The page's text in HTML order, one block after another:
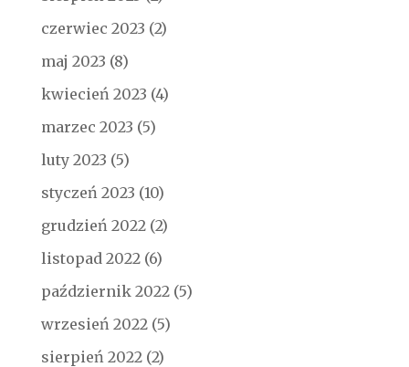
czerwiec 2023 (2)
maj 2023 (8)
kwiecień 2023 (4)
marzec 2023 (5)
luty 2023 (5)
styczeń 2023 (10)
grudzień 2022(2)
listopad 2022(6)
październik 2022(5)
wrzesień 2022(5)
sierpień 2022(2)